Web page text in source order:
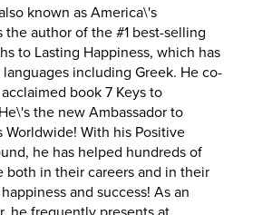
known as America\'s
the author of the #1 best-selling
to Lasting Happiness, which has
including Greek. He co-
book 7 Keys to
the new Ambassador to
Worldwide! With his Positive
he has helped hundreds of
both in their careers and in their
and success! As an